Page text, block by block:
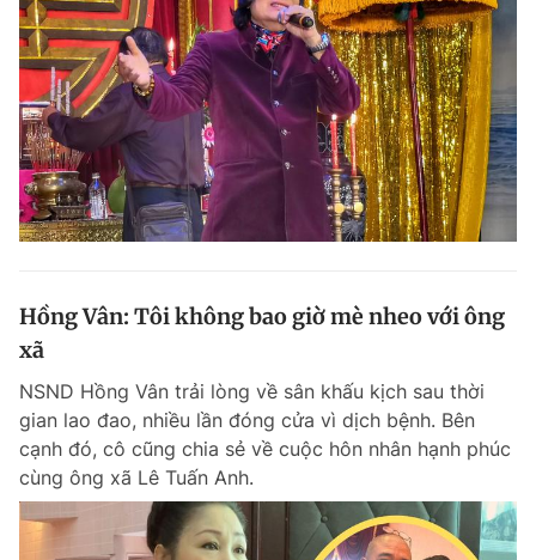
Hồng Vân: Tôi không bao giờ mè nheo với ông
xã
NSND Hồng Vân trải lòng về sân khấu kịch sau thời
gian lao đao, nhiều lần đóng cửa vì dịch bệnh. Bên
cạnh đó, cô cũng chia sẻ về cuộc hôn nhân hạnh phúc
cùng ông xã Lê Tuấn Anh.